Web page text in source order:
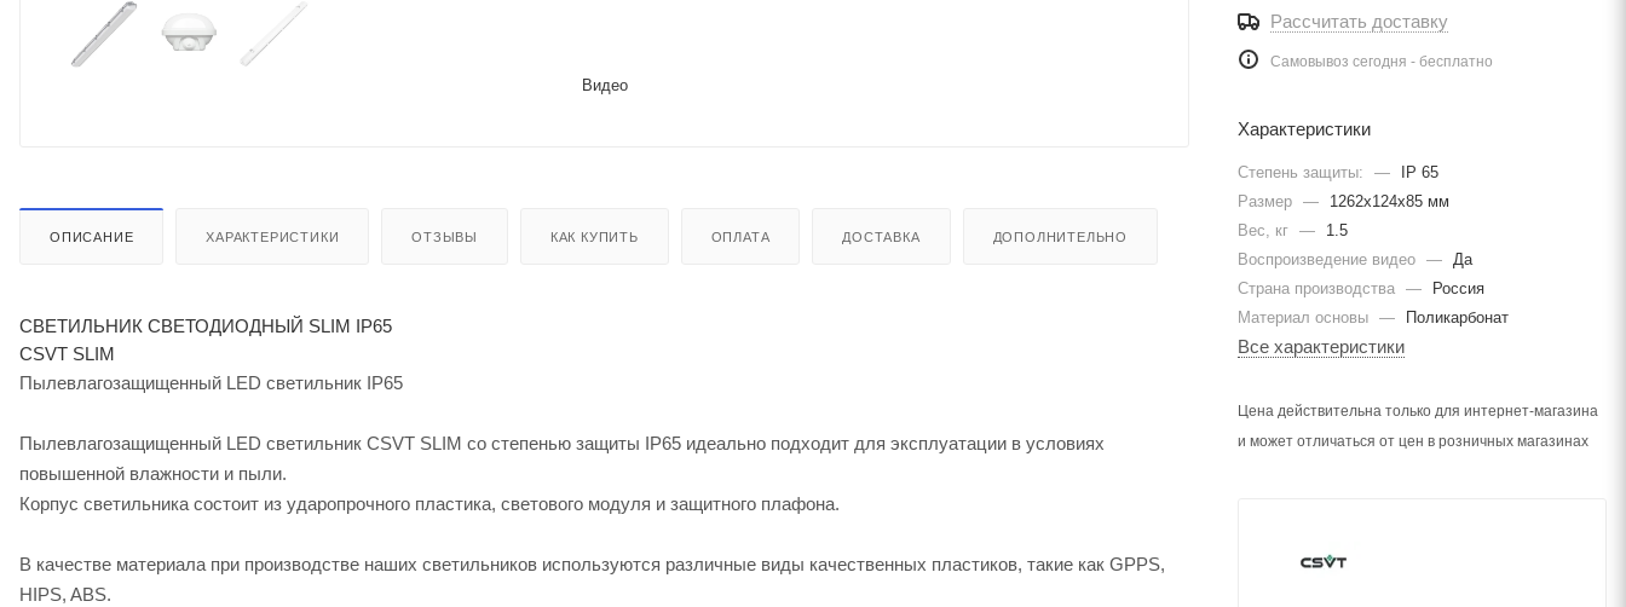
Видео
ОПИСАНИЕ ХАРАКТЕРИСТИКИ ОТЗЫВЫ КАК КУПИТЬ ОПЛАТА ДОСТАВКА ДОПОЛНИТЕЛЬНО
СВЕТИЛЬНИК СВЕТОДИОДНЫЙ SLIM IP65
CSVT SLIM
Пылевлагозащищенный LED светильник IP65
Пылевлагозащищенный LED светильник CSVT SLIM со степенью защиты IP65 идеально подходит для эксплуатации в условиях
повышенной влажности и пыли.
Корпус светильника состоит из ударопрочного пластика, светового модуля и защитного плафона.
В качестве материала при производстве наших светильников используются различные виды качественных пластиков, такие как GPPS,
HIPS, ABS.
Рассчитать доставку
Самовывоз сегодня - бесплатно
Характеристики
Степень защиты: —
IP 65
Размер —
1262х124х85 мм
Вес, кг —
1.5
Воспроизведение видео — Да
Страна производства —
Россия
Материал основы — Поликарбонат
Все характеристики
Цена действительна только для интернет-магазина
и может отличаться от цен в розничных магазинах